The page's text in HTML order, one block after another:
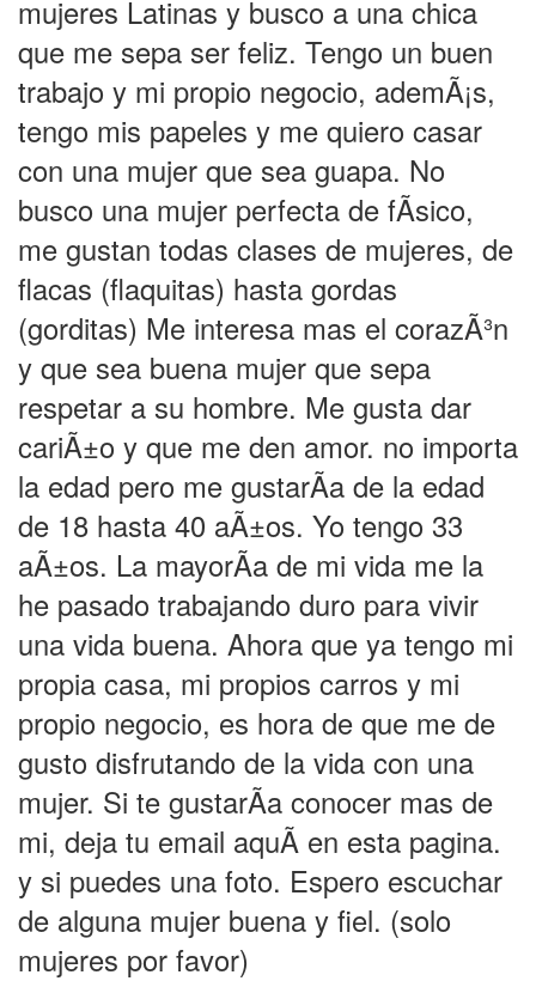
mujeres Latinas y busco a una chica
que me sepa ser feliz. Tengo un buen
trabajo y mi propio negocio, ademÃ¡s,
tengo mis papeles y me quiero casar
con una mujer que sea guapa. No
busco una mujer perfecta de fÃ­sico,
me gustan todas clases de mujeres, de
flacas (flaquitas) hasta gordas
(gorditas) Me interesa mas el corazÃ³n
y que sea buena mujer que sepa
respetar a su hombre. Me gusta dar
cariÃ±o y que me den amor. no importa
la edad pero me gustarÃ­a de la edad
de 18 hasta 40 aÃ±os. Yo tengo 33
aÃ±os. La mayorÃ­a de mi vida me la
he pasado trabajando duro para vivir
una vida buena. Ahora que ya tengo mi
propia casa, mi propios carros y mi
propio negocio, es hora de que me de
gusto disfrutando de la vida con una
mujer. Si te gustarÃ­a conocer mas de
mi, deja tu email aquÃ­ en esta pagina.
y si puedes una foto. Espero escuchar
de alguna mujer buena y fiel. (solo
mujeres por favor)